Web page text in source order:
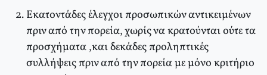
Eκατοντάδες έλεγχοι προσωπικών αντικειμένων
πριν από την πορεία, χωρίς να κρατούνται ούτε τα
προσχήματα ,και δεκάδες προληπτικές
συλλήψεις πριν από την πορεία με μόνο κριτήριο